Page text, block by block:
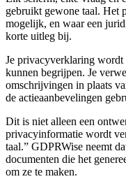
gebruikt gewone taal. Het
mogelijk, en waar een
korte uitleg bij.
Je privacyverklaring wordt
kunnen begrijpen. Je
omschrijvingen in plaats
de actieaanbevelingen
Dit is niet alleen een
privacyinformatie wordt
taal.” GDPRWise neemt
documenten die het
om ze te maken.